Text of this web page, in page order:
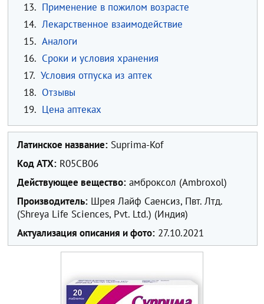
13. Применение в пожилом возрасте
14. Лекарственное взаимодействие
15. Аналоги
16. Сроки и условия хранения
17. Условия отпуска из аптек
18. Отзывы
19. Цена аптеках
Латинское название: Suprima-Kof
Код ATX: R05CB06
Действующее вещество: амброксол (Ambroxol)
Производитель: Шрея Лайф Саенсиз, Пвт. Лтд.
(Shreya Life Sciences, Pvt. Ltd.) (Индия)
Актуализация описания и фото: 27.10.2021